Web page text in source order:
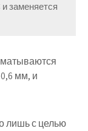
заменяется
мм, и
лишь с целью